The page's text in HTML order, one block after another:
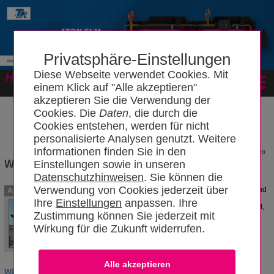
Privatsphäre-Einstellungen
Diese Webseite verwendet Cookies. Mit
einem Klick auf "Alle akzeptieren"
akzeptieren Sie die Verwendung der
Cookies. DieDaten, die durch die
Cookies entstehen, werden für nicht
personalisierte Analysen genutzt. Weitere
Informationen finden Sie in den
Einstellungen sowie in unseren
Datenschutzhinweisen. Sie können die
Verwendung von Cookies jederzeit über
Ihre Einstellungen anpassen. Ihre
Zustimmung können Sie jederzeit mit
Wirkung für die Zukunft widerrufen.
28
Wärmetauscher
Autoren
Wärmetauscher (Wärmeübertrager) sind
Bauteile, die thermische Energie von
einem Wärmeträger (Wasser, Sole, Luft,
Dampf, Abwasser, Gase, Ab- und
Rauchgase) auf einen anderen
übertragen. Dabei wird ein einfaches
Entropie genutzt.
Wärmetauscher - Wärmeübertrager